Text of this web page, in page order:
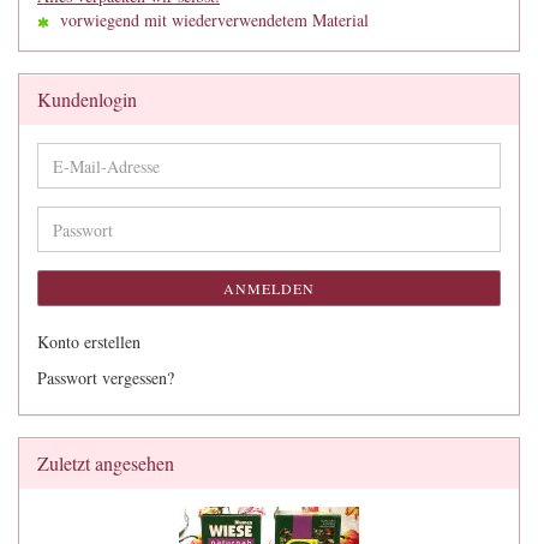
vorwiegend mit wiederverwendetem Material
Kundenlogin
E-
Mail-
Adresse
Passwort
ANMELDEN
Konto erstellen
Passwort vergessen?
Zuletzt angesehen